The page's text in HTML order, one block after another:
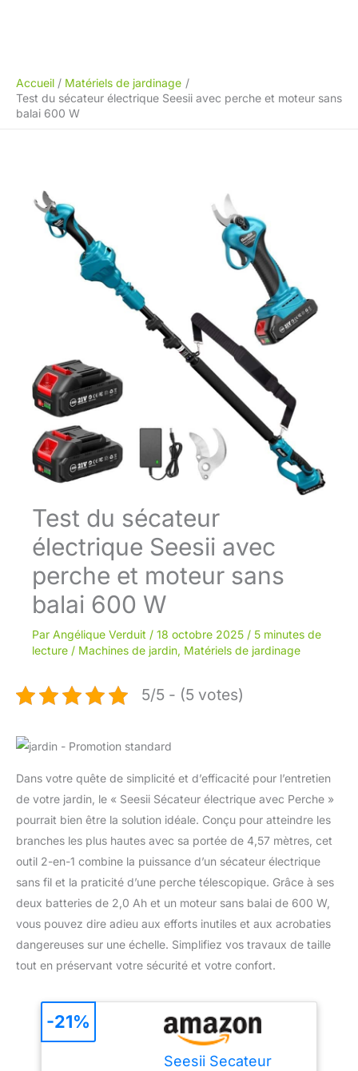
Accueil
Matériels de jardinage
Test du sécateur électrique Seesii avec perche et moteur sans
balai 600 W
Test du sécateur
électrique Seesii avec
perche et moteur sans
balai 600 W
Par Angélique Verduit / 18 octobre 2025 / 5 minutes de
lecture / Machines de jardin, Matériels de jardinage
5/5 - (5 votes)
Dans votre quête de simplicité et d’efficacité pour l’entretien
de votre jardin, le « Seesii Sécateur électrique avec Perche »
pourrait bien être la solution idéale. Conçu pour atteindre les
branches les plus hautes avec sa portée de 4,57 mètres, cet
outil 2-en-1 combine la puissance d’un sécateur électrique
sans fil et la praticité d’une perche télescopique. Grâce à ses
deux batteries de 2,0 Ah et un moteur sans balai de 600 W,
vous pouvez dire adieu aux efforts inutiles et aux acrobaties
dangereuses sur une échelle. Simplifiez vos travaux de taille
tout en préservant votre sécurité et votre confort.
Seesii Secateur
-21%